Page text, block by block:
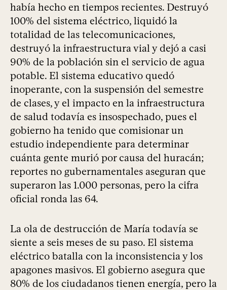
había hecho en tiempos recientes. Destruyó
100% del sistema eléctrico, liquidó la
totalidad de las telecomunicaciones,
destruyó la infraestructura vial y dejó a casi
90% de la población sin el servicio de agua
potable. El sistema educativo quedó
inoperante, con la suspensión del semestre
de clases, y el impacto en la infraestructura
de salud todavía es insospechado, pues el
gobierno ha tenido que comisionar un
estudio independiente para determinar
cuánta gente murió por causa del huracán;
reportes no gubernamentales aseguran que
superaron las 1.000 personas, pero la cifra
oficial ronda las 64.
La ola de destrucción de María todavía se
siente a seis meses de su paso. El sistema
eléctrico batalla con la inconsistencia y los
apagones masivos. El gobierno asegura que
80% de los ciudadanos tienen energía, pero la